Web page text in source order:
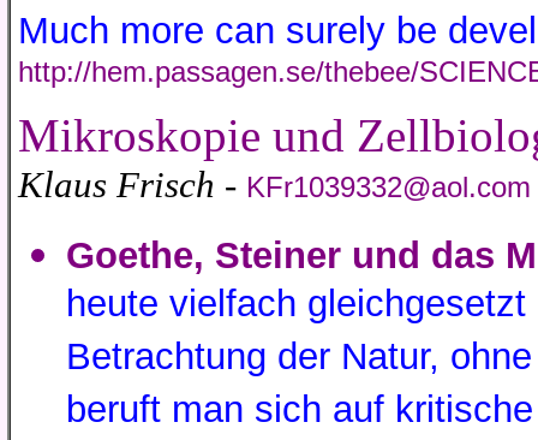
Much more can surely be
http://hem.passagen.se/thebee/
Mikroskopie und
Klaus Frisch - KFr1039332@aol.com
Goethe, Steiner und das
heute vielfach
Betrachtung der Natur,
beruft man sich auf